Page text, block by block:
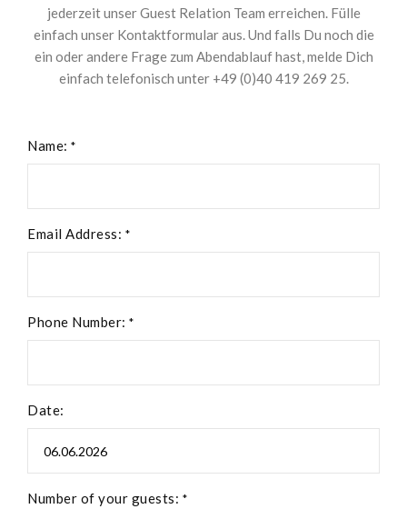
jederzeit unser Guest Relation Team erreichen. Fülle
einfach unser Kontaktformular aus. Und falls Du noch die
ein oder andere Frage zum Abendablauf hast, melde Dich
einfach telefonisch unter +49 (0)40 419 269 25.
Name: *
Email Address: *
Phone Number: *
Date:
Number of your guests: *